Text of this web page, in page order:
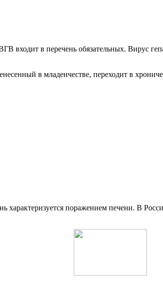
входит в перечень обязательных. Вирус
в младенчестве, переходит в
поражением печени. В